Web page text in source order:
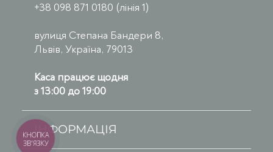
+38 098 871 0180 (лінія 1)
вулиця Степана Бандери 8,
Львів, Україна, 79013
Каса працює щодня
з 13:00 до 19:00
ІНФОРМАЦІЯ
КНОПКА
ЗВ'ЯЗКУ